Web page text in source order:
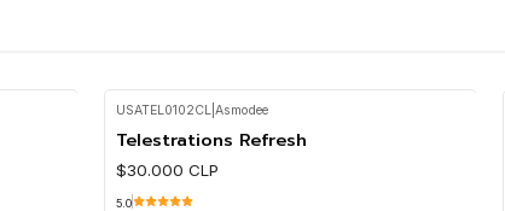
USATEL0102CL Asmodee
Telestrations Refresh
$30.000 CLP
5.0